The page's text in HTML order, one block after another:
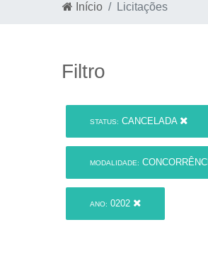
Início Licitações
Filtro
STATUS: CANCELADA
MODALIDADE:
ANO: 0202